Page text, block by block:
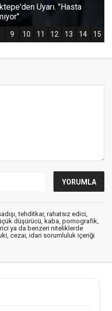
tehditkar, rahatsız edici,
düşürücü, kaba, pornografik,
ya da benzeri niteliklerde
cezai, idari sorumluluk içeriği